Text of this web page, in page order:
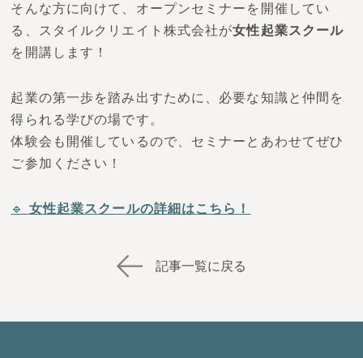
そんな方に向けて、オープンセミナーを開催してい
る、スタイルクリエイト株式会社が女性起業スクール
を開講します！
起業の第一歩を踏み出すために、必要な知識と仲間を
得られる学びの場です。
体験会も開催しているので、セミナーとあわせてぜひ
ご参加ください！
🔹 女性起業スクールの詳細はこちら！
記事一覧に戻る